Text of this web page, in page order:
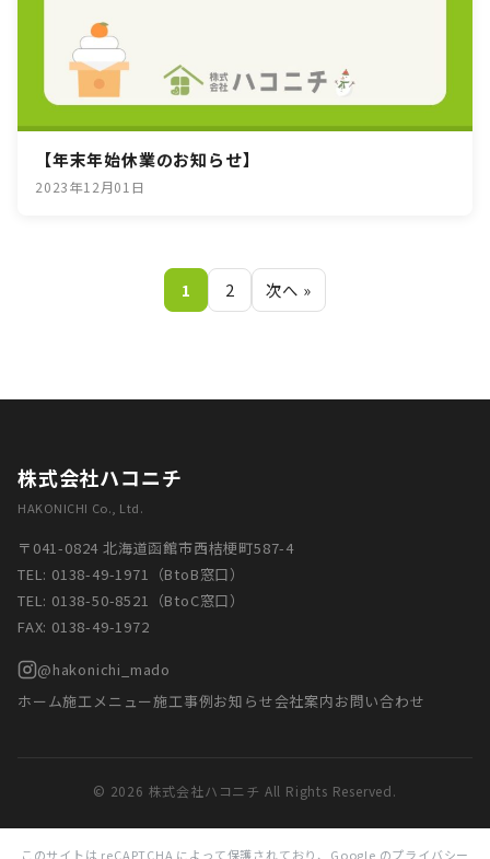
【年末年始休業のお知らせ】
2023年12月01日
1 2 次へ »
株式会社ハコニチ
HAKONICHI Co., Ltd.
〒041-0824 北海道函館市西桔梗町587-4
TEL: 0138-49-1971 （BtoB窓口）
TEL: 0138-50-8521 （BtoC窓口）
FAX: 0138-49-1972
@hakonichi_mado
ホーム施工メニュー施工事例お知らせ会社案内お問い合わせ
© 2026 株式会社ハコニチ All Rights Reserved.
このサイトは reCAPTCHA によって保護されており、Google のプライバシー